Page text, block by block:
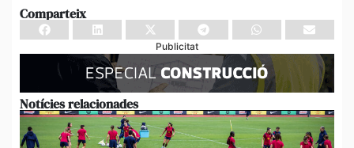
Comparteix
Publicitat
Notícies relacionades